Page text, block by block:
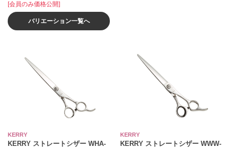
[会員のみ価格公開]
バリエーション一覧へ
KERRY
KERRY ストレートシザー WHA-
KERRY
KERRY ストレートシザー WWW-